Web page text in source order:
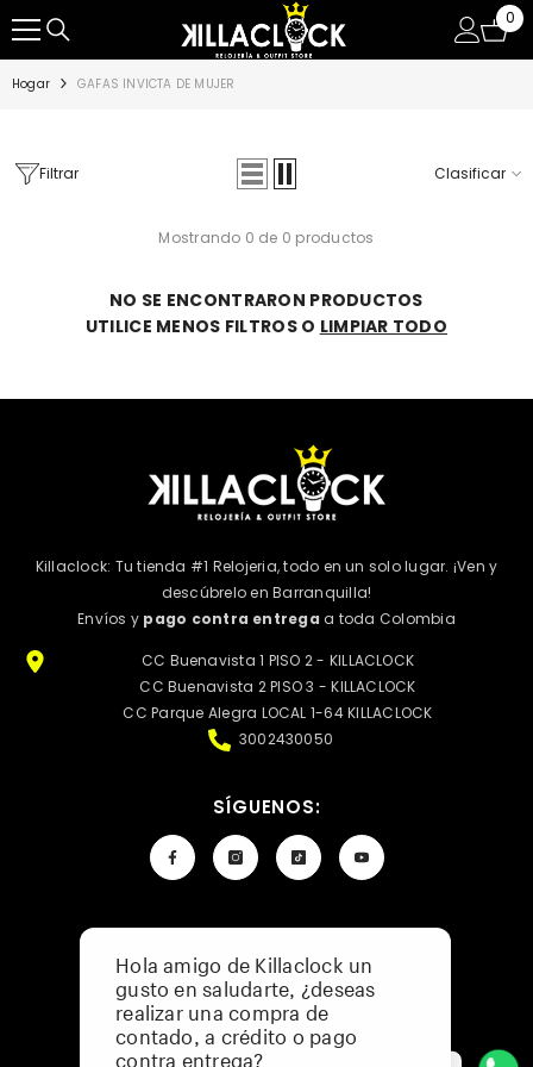
0
0
Hogar GAFAS INVICTA DE MUJER
Filtrar Clasificar
Mostrando 0 de 0 productos
NO SE ENCONTRARON PRODUCTOS
UTILICE MENOS FILTROS O LIMPIAR TODO
Killaclock: Tu tienda #1 Relojeria, todo en un solo lugar. ¡Ven y
descúbrelo en Barranquilla!
Envíos y pago contra entrega a toda Colombia
CC Buenavista 1 PISO 2 - KILLACLOCK
CC Buenavista 2 PISO 3 - KILLACLOCK
CC Parque Alegra LOCAL 1-64 KILLACLOCK
3002430050
SÍGUENOS:
Política De Privacidad
Preguntas Frecuentes
Catálogo De Menor A Mayor
Hola amigo de Killaclock un
gusto en saludarte, ¿deseas
realizar una compra de
contado, a crédito o pago
contra entrega?